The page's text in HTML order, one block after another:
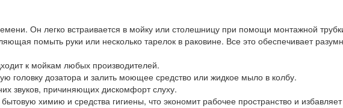
Он легко встраивается в мойку или столешницу при помощи монтажной
помыть руки или несколько тарелок в раковине. Все это обеспечивает
к мойкам любых производителей.
головку дозатора и залить моющее средство или жидкое мыло в колбу.
звуков, причиняющих дискомфорт слуху.
химию и средства гигиены, что экономит рабочее пространство и